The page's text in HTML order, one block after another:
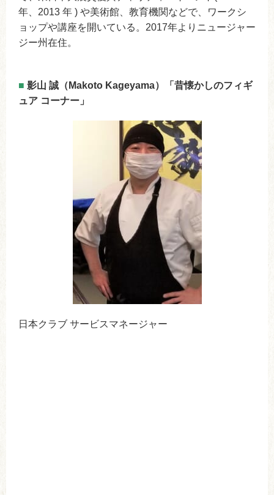
年、2013 年 ) や美術館、教育機関などで、ワークシ
ョップや講座を開いている。2017年よりニュージャー
ジー州在住。
■ 影山 誠（Makoto Kageyama）「昔懐かしのフィギ
ュア コーナー」
日本クラブ サービスマネージャー